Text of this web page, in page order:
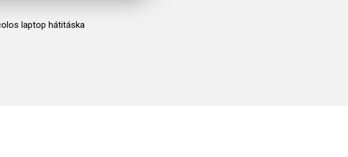
laptop hátitáska